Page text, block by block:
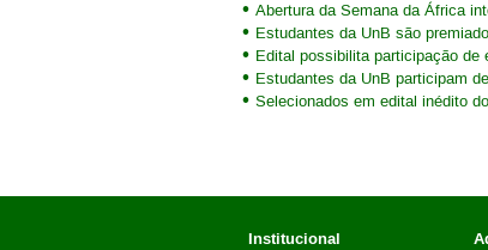
Abertura da Semana da África
Estudantes da UnB são
Edital possibilita participação de
Estudantes da UnB participam
Selecionados em edital inédito
Institucional